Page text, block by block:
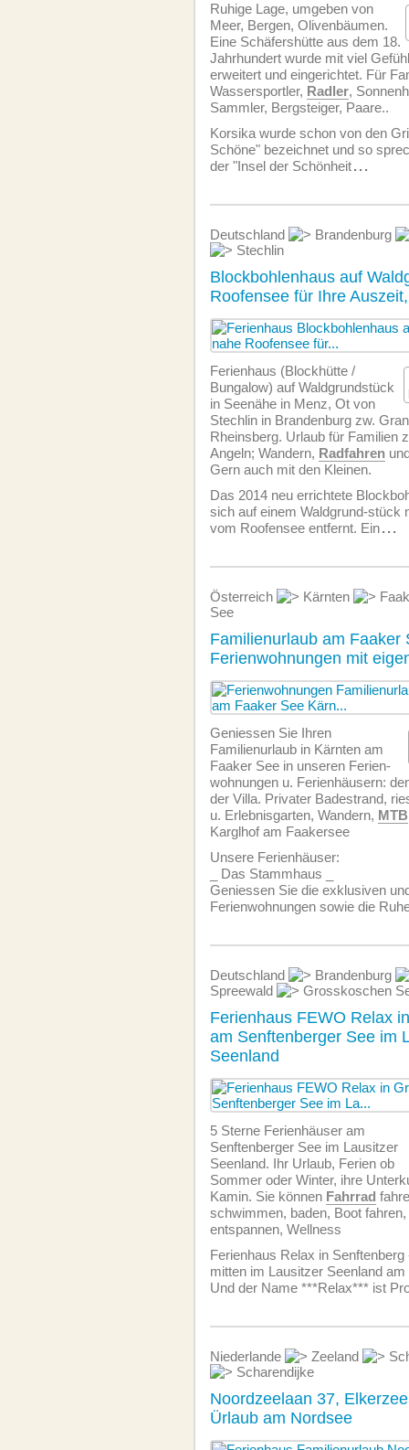
Ruhige Lage, umgeben von
Meer, Bergen, Olivenbäumen.
Eine Schäfershütte aus dem 18.
Jahrhundert wurde mit viel
erweitert und eingerichtet. Für
Wassersportler, Radler,
Sammler, Bergsteiger, Paare..
Korsika wurde schon von den
Schöne" bezeichnet und so
der "Insel der Schönheit...
Deutschland
Brandenburg
Stechlin
Blockbohlenhaus auf
Roofensee für Ihre
Ferienhaus (Blockhütte /
Bungalow) auf Waldgrundstück
in Seenähe in Menz, Ot von
Stechlin in Brandenburg zw.
Rheinsberg. Urlaub für Familien
Angeln; Wandern, Radfahren
Gern auch mit den Kleinen.
Das 2014 neu errichtete
sich auf einem Waldgrund-stück
vom Roofensee entfernt. Ein...
Österreich Kärnten
See
Familienurlaub am Faaker
Ferienwohnungen mit
Geniessen Sie Ihren
Familienurlaub in Kärnten am
Faaker See in unseren Ferien­
wohnungen u. Ferienhäusern:
der Villa. Privater Badestrand,
u. Erlebnisgarten, Wandern, MTB
Karglhof am Faakersee
Unsere Ferienhäuser:
_ Das Stammhaus _
Geniessen Sie die exklusiven
Ferien­wohnungen sowie die
Deutschland
Brandenburg
Spreewald
Grosskoschen
Ferienhaus FEWO Relax
am Senftenberger See im
Seenland
5 Sterne Ferienhäuser am
Senftenberger See im Lausitzer
Seenland. Ihr Urlaub, Ferien ob
Sommer oder Winter, ihre
Kamin. Sie können Fahrrad
schwimmen, baden, Boot
entspannen, Wellness
Ferienhaus Relax in
mitten im Lausitzer Seenland
Und der Name ***Relax*** ist
Niederlande Zeeland
Scharendijke
Noordzeelaan 37,
Ürlaub am Nordsee